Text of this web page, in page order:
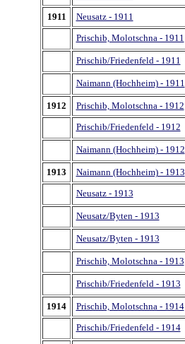
1911 Neusatz - 1911
Prischib, Molotschna - 1911
Prischib/Friedenfeld - 1911
Naimann (Hochheim) - 1911
1912 Prischib, Molotschna - 1912
Prischib/Friedenfeld - 1912
Naimann (Hochheim) - 1912
1913 Naimann (Hochheim) - 1913
Neusatz - 1913
Neusatz/Byten - 1913
Neusatz/Byten - 1913
Prischib, Molotschna - 1913
Prischib/Friedenfeld - 1913
1914 Prischib, Molotschna - 1914
Prischib/Friedenfeld - 1914